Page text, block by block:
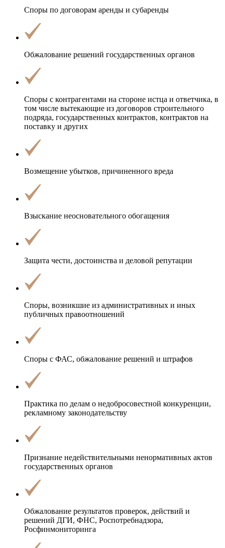
Споры по договорам аренды и субаренды
Обжалование решений государственных органов
Споры с контрагентами на стороне истца и ответчика, в
том числе вытекающие из договоров строительного
подряда, государственных контрактов, контрактов на
поставку и других
Возмещение убытков, причиненного вреда
Взыскание неосновательного обогащения
Защита чести, достоинства и деловой репутации
Споры, возникшие из административных и иных
публичных правоотношений
Споры с ФАС, обжалование решений и штрафов
Практика по делам о недобросовестной конкуренции,
рекламному законодательству
Признание недействительными ненормативных актов
государственных органов
Обжалование результатов проверок, действий и
решений ДГИ, ФНС, Роспотребнадзора,
Росфинмониторинга